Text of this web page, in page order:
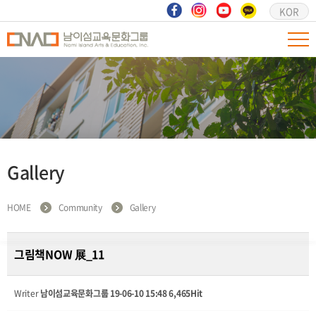
KOR
Gallery
HOME Community Gallery
그림책NOW 展_11
Writer남이섬교육문화그룹 19-06-10 15:486,465Hit